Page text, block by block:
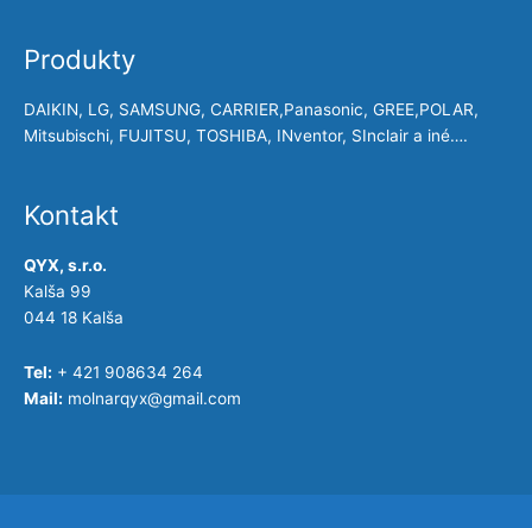
Produkty
DAIKIN, LG, SAMSUNG, CARRIER,Panasonic, GREE,POLAR,
Mitsubischi, FUJITSU, TOSHIBA, INventor, SInclair a iné….
Kontakt
QYX, s.r.o.
Kalša 99
044 18 Kalša
Tel: + 421 908634 264
Mail: molnarqyx@gmail.com